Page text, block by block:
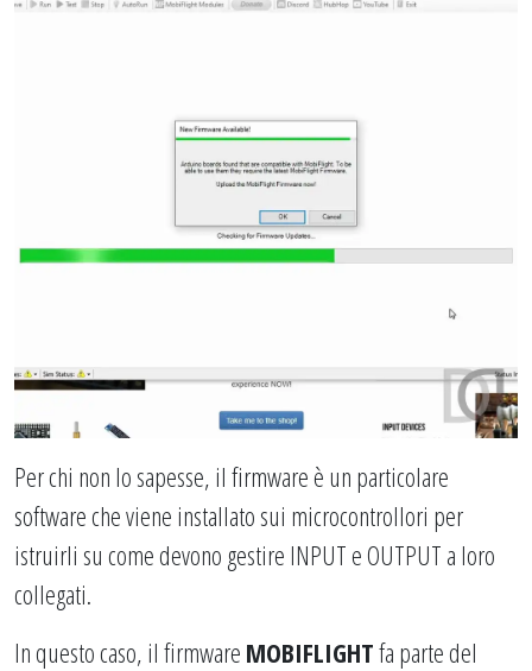
Per chi non lo sapesse, il firmware è un particolare
software che viene installato sui microcontrollori per
istruirli su come devono gestire INPUT e OUTPUT a loro
collegati.
In questo caso, il firmware MOBIFLIGHTfa parte del